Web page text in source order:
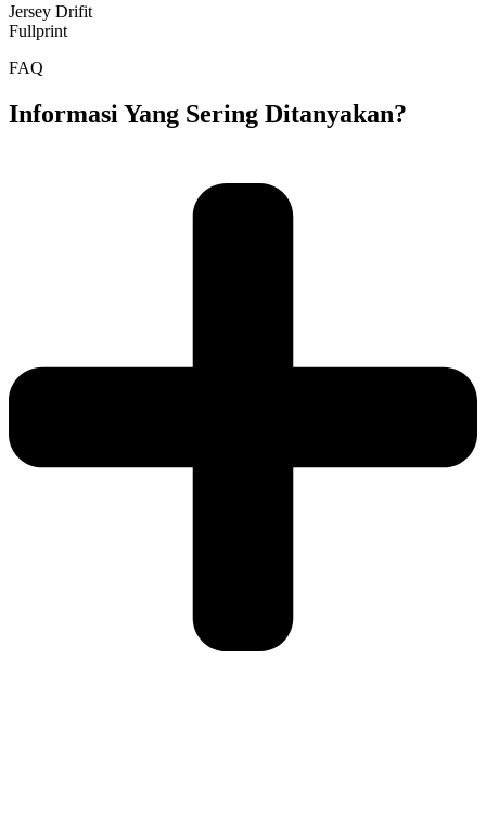
Jersey Drifit
Fullprint
FAQ
Informasi Yang Sering Ditanyakan?